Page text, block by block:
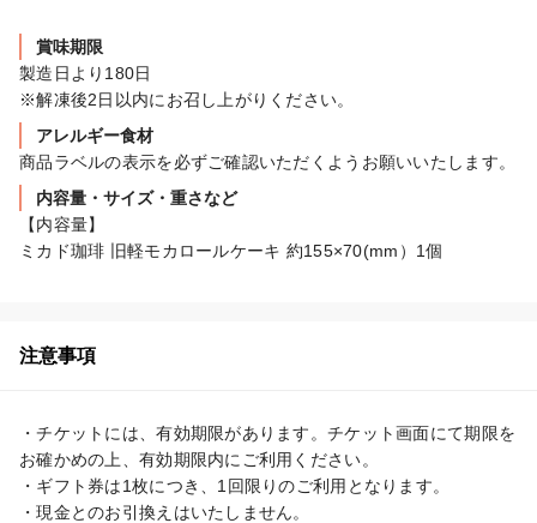
賞味期限
製造日より180日
※解凍後2日以内にお召し上がりください。
アレルギー食材
商品ラベルの表示を必ずご確認いただくようお願いいたします。
内容量・サイズ・重さなど
【内容量】
ミカド珈琲 旧軽モカロールケーキ 約155×70(mm）1個
注意事項
・チケットには、有効期限があります。チケット画面にて期限を
お確かめの上、有効期限内にご利用ください。
・ギフト券は1枚につき、1回限りのご利用となります。
・現金とのお引換えはいたしません。